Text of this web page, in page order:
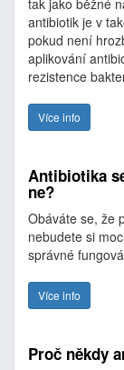
tak jako běžné
antibiotik je v
pokud není
aplikování
rezistence
Více info
Antibiotika
ne?
Obáváte se, že
nebudete si
správné
Více info
Proč někdy